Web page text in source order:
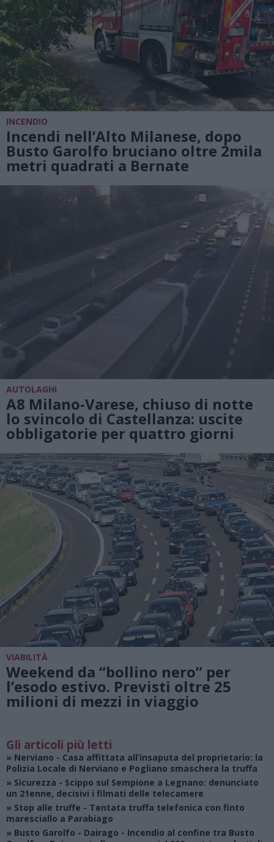
INCENDIO
Incendi nell’Alto Milanese, dopo
Busto Garolfo bruciano oltre 2mila
metri quadrati a Bernate
AUTOLAGHI
A8 Milano-Varese, chiuso di notte
lo svincolo di Castellanza: uscite
obbligatorie per quattro giorni
VIABILITÀ
Weekend da “bollino nero” per
l’esodo estivo. Previsti oltre 25
milioni di mezzi in viaggio
Gli articoli più letti
» Nerviano - Casa affittata all’insaputa del proprietario: la
Polizia Locale di Nerviano e Pogliano smaschera la truffa
» Sicurezza - Scippo sul Sempione a Legnano: denunciato
un 21enne, decisivi i filmati delle telecamere
» Stop alle truffe - Tentata truffa telefonica con finto
maresciallo a Parabiago
» Busto Garolfo - Dairago - Incendio al confine tra Busto